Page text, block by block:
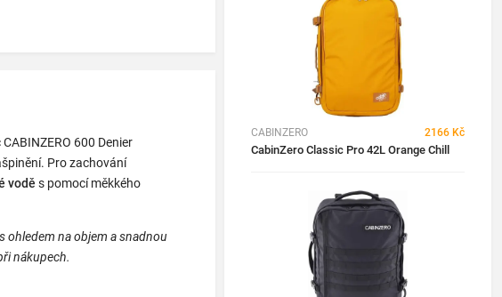
600 Denier
Pro zachování
vodě s pomocí měkkého
ohledem na objem a snadnou
nákupech.
CABINZERO 2166 Kč
CabinZero Classic Pro 42L Orange Chill